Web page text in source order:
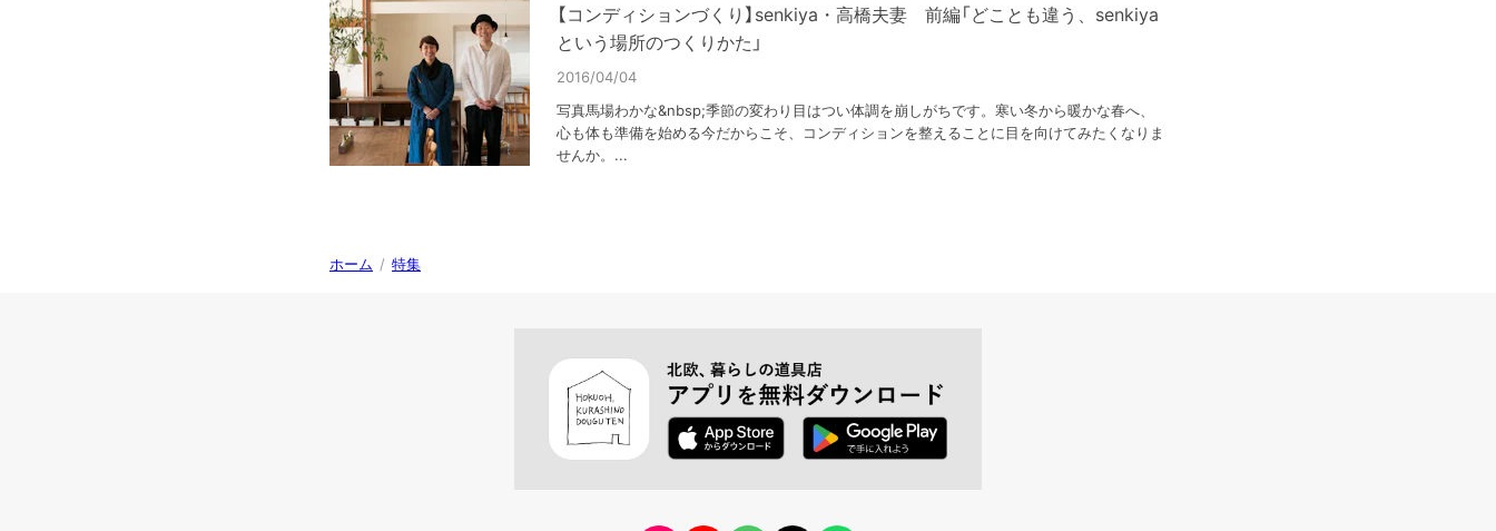
【コンディションづくり】senkiya・高橋夫妻 前編「どことも違う、senkiya
という場所のつくりかた」
2016/04/04
写真馬場わかな&nbsp;季節の変わり目はつい体調を崩しがちです。寒い冬から暖かな春へ、
心も体も準備を始める今だからこそ、コンディションを整えることに目を向けてみたくなりま
せんか。...
ホーム / 特集